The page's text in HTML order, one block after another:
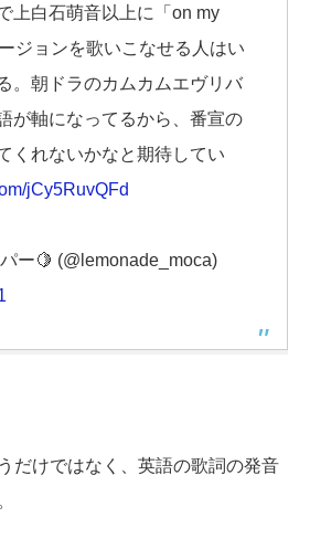
上白石萌音以上に「on my
ジョンを歌いこなせる人はい
。朝ドラのカムカムエヴリバ
が軸になってるから、番宣の
くれないかなと期待してい
jCy5RuvQFd
ー🍋 (@lemonade_moca)
だけではなく、英語の歌詞の発音